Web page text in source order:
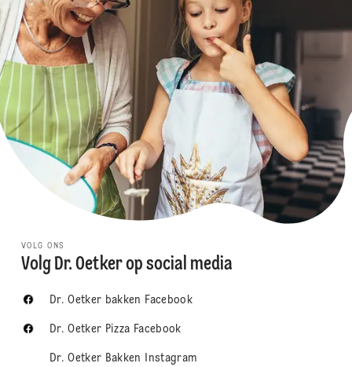
VOLG ONS
Volg Dr. Oetker op social media
Dr. Oetker bakken Facebook
Dr. Oetker Pizza Facebook
Dr. Oetker Bakken Instagram